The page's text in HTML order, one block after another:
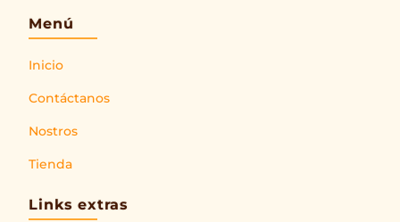
Menú
Inicio
Contáctanos
Nostros
Tienda
Links extras